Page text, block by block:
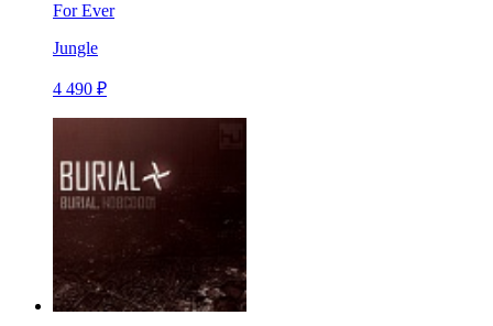
For Ever
Jungle
4 490 ₽